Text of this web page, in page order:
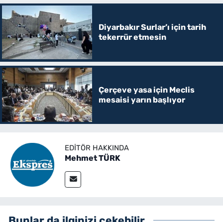
Diyarbakır Surlar’ı için tarih
tekerrür etmesin
Çerçeve yasa için Meclis
mesaisi yarın başlıyor
EDITÖR HAKKINDA
Mehmet TÜRK